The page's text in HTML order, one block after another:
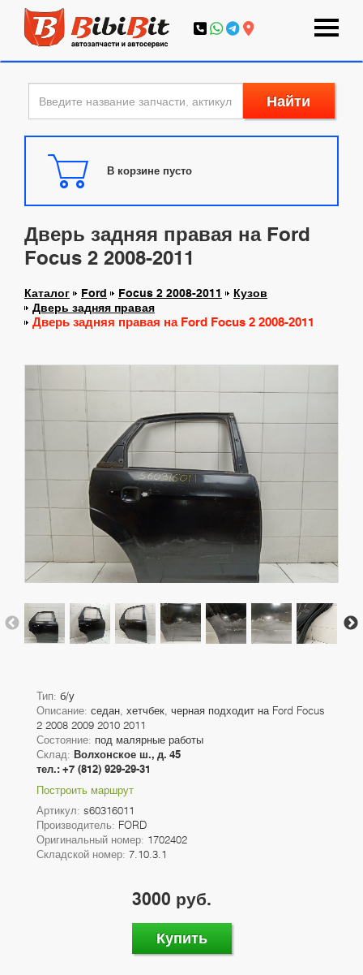
Найти
В корзине пусто
Дверь задняя правая на Ford
Focus 2 2008-2011
Каталог Ford Focus 2 2008-2011
Кузов
Дверь задняя правая
Дверь задняя правая на Ford Focus 2 2008-2011
Тип: б/у
Описание: седан, хетчбек, черная подходит на Ford Focus
2 2008 2009 2010 2011
Состояние: под малярные работы
Склад: Волхонское ш., д. 45
тел.: +7 (812) 929-29-31
Построить маршрут
Артикул: s60316011
Производитель: FORD
Оригинальный номер: 1702402
Складской номер: 7.10.3.1
3000 руб.
Купить